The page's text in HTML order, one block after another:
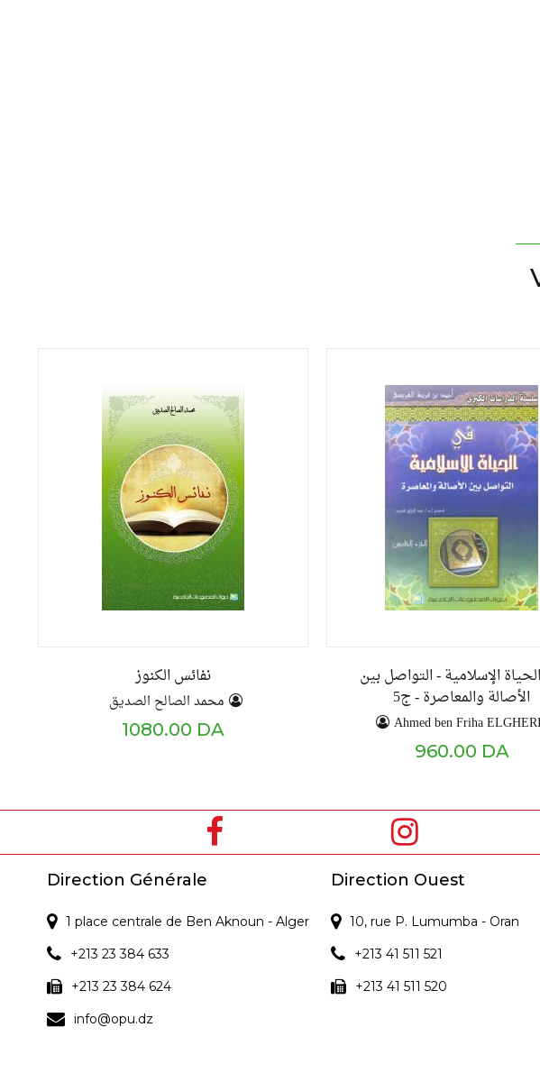
نفائس الكنوز
محمد الصالح الصديق
1080.00 DA
الإسلامية - التواصل بين
الأصالة والمعاصرة - ج5
Ahmed ben Friha
960.00 DA
Direction Générale
1 place centrale de Ben Aknoun - Alger
+213 23 384 633
+213 23 384 624
info@opu.dz
Direction Ouest
10, rue P. Lumumba - Oran
+213 41 511 521
+213 41 511 520